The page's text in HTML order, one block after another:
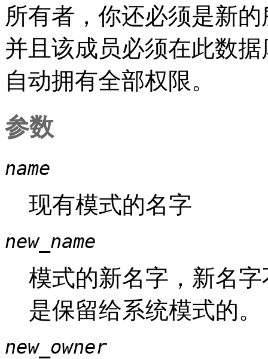
所有者，你还必须是新
并且该成员必须在此数
自动拥有全部权限。
参数
name
现有模式的名字
new_name
模式的新名字，新名
是保留给系统模式的。
new_owner